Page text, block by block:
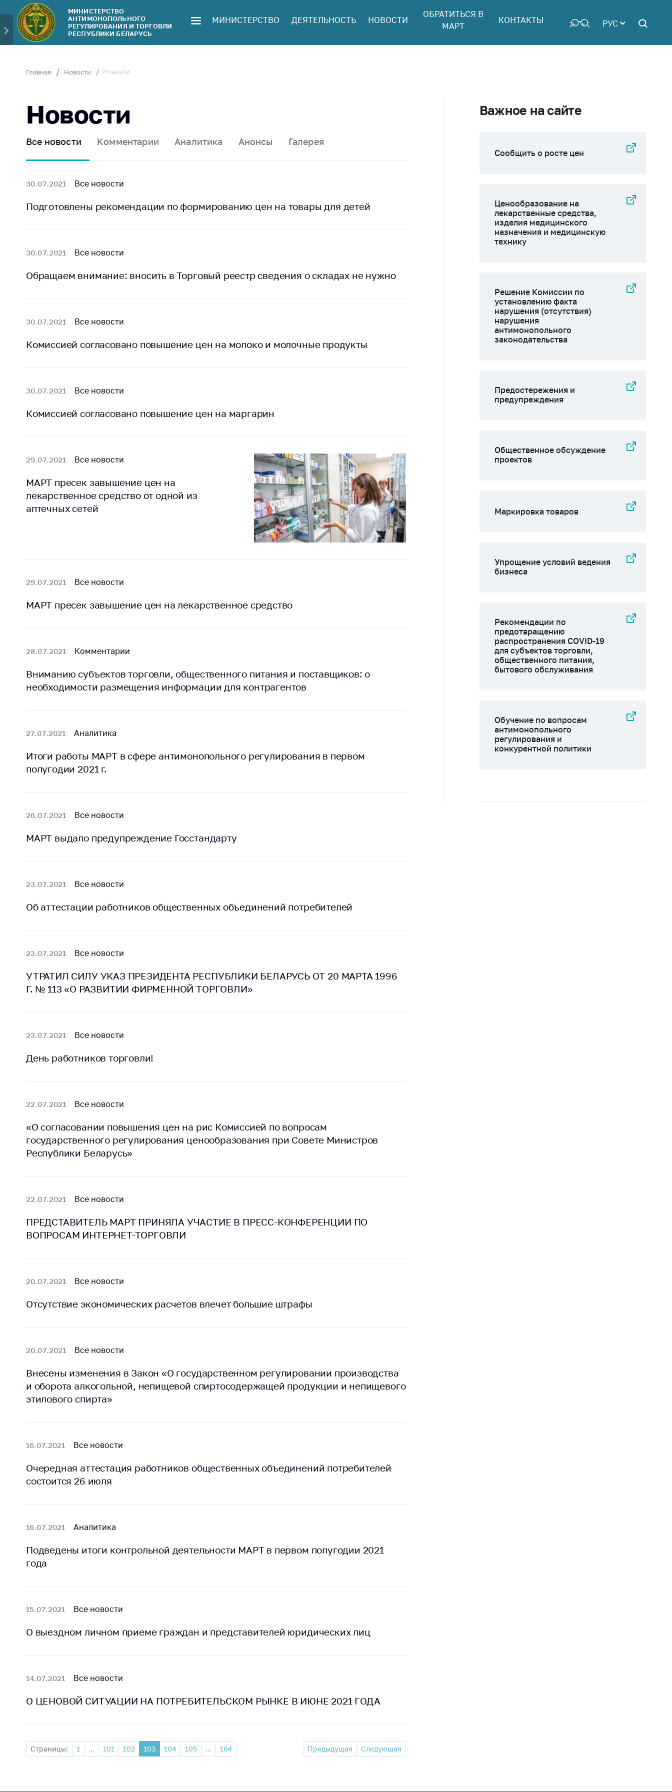
Министерство
Руководство
Министерства
Законодательство
Антикоррупционная
деятельность
консультативный
совет
Соискателям
универсальная
Идеологическая
работа
Официальные
5 лет МАРТ
Деятельность
конкуренция
Торговля и услуги
Регулирование и
контроль закупок
деятельности
Международное
сотрудничество
регулирования
Биржевая торговля
Выставочная
Защита
персональных
данных
Обратиться в МАРТ
Личный прием
Сообщить о росте
изделия
Приемная
Вышестоящий
цен
средства, изделия
медицинского
назначения и
медицинскую
технику
Решение Комиссии
по установлению
факта нарушения
Предостережения
Маркировка
товаров
предотвращению
политики
МИНИСТЕРСТВО
АНТИМОНОПОЛЬНОГО
РЕГУЛИРОВАНИЯ И ТОРГОВЛИ
РЕСПУБЛИКИ БЕЛАРУСЬ
МИНИСТЕРСТВО ДЕЯТЕЛЬНОСТЬ НОВОСТИ
ОБРАТИТЬСЯ В
МАРТ
КОНТАКТЫ РУС
Главная Новости Новости
Новости
Все новости Комментарии Аналитика Анонсы Галерея
30.07.2021 Все новости
Подготовлены рекомендации по формированию цен на товары для детей
30.07.2021 Все новости
Обращаем внимание: вносить в Торговый реестр сведения о складах не нужно
30.07.2021 Все новости
Комиссией согласовано повышение цен на молоко и молочные продукты
30.07.2021 Все новости
Комиссией согласовано повышение цен на маргарин
29.07.2021 Все новости
МАРТ пресек завышение цен на
лекарственное средство от одной из
аптечных сетей
29.07.2021 Все новости
МАРТ пресек завышение цен на лекарственное средство
28.07.2021 Комментарии
Вниманию субъектов торговли, общественного питания и поставщиков: о
необходимости размещения информации для контрагентов
27.07.2021 Аналитика
Итоги работы МАРТ в сфере антимонопольного регулирования в первом
полугодии 2021 г.
26.07.2021 Все новости
МАРТ выдало предупреждение Госстандарту
23.07.2021 Все новости
Об аттестации работников общественных объединений потребителей
23.07.2021 Все новости
УТРАТИЛ СИЛУ УКАЗ ПРЕЗИДЕНТА РЕСПУБЛИКИ БЕЛАРУСЬ ОТ 20 МАРТА 1996
Г. № 113 «О РАЗВИТИИ ФИРМЕННОЙ ТОРГОВЛИ»
23.07.2021 Все новости
День работников торговли!
22.07.2021 Все новости
«О согласовании повышения цен на рис Комиссией по вопросам
государственного регулирования ценообразования при Совете Министров
Республики Беларусь»
22.07.2021 Все новости
ПРЕДСТАВИТЕЛЬ МАРТ ПРИНЯЛА УЧАСТИЕ В ПРЕСС-КОНФЕРЕНЦИИ ПО
ВОПРОСАМ ИНТЕРНЕТ-ТОРГОВЛИ
20.07.2021 Все новости
Отсутствие экономических расчетов влечет большие штрафы
20.07.2021 Все новости
Внесены изменения в Закон «О государственном регулировании производства
и оборота алкогольной, непищевой спиртосодержащей продукции и непищевого
этилового спирта»
16.07.2021 Все новости
Очередная аттестация работников общественных объединений потребителей
состоится 26 июля
16.07.2021 Аналитика
Подведены итоги контрольной деятельности МАРТ в первом полугодии 2021
года
15.07.2021 Все новости
О выездном личном приеме граждан и представителей юридических лиц
14.07.2021 Все новости
О ЦЕНОВОЙ СИТУАЦИИ НА ПОТРЕБИТЕЛЬСКОМ РЫНКЕ В ИЮНЕ 2021 ГОДА
Страницы: 1 ... 101 102 103 104 105 ... 164 Предыдущая Следующая
Важное на сайте
Сообщить о росте цен
Ценообразование на
лекарственные средства,
изделия медицинского
назначения и медицинскую
технику
Решение Комиссии по
установлению факта
нарушения (отсутствия)
нарушения
антимонопольного
законодательства
Предостережения и
предупреждения
Общественное обсуждение
проектов
Маркировка товаров
Упрощение условий ведения
бизнеса
Рекомендации по
предотвращению
распространения COVID-19
для субъектов торговли,
общественного питания,
бытового обслуживания
Обучение по вопросам
антимонопольного
регулирования и
конкурентной политики